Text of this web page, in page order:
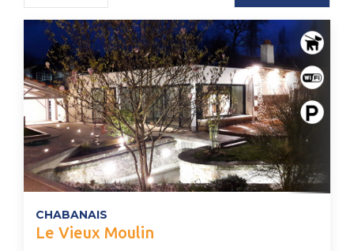
CHABANAIS
Le Vieux Moulin